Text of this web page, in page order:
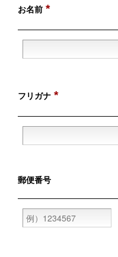
お名前 *
フリガナ *
郵便番号